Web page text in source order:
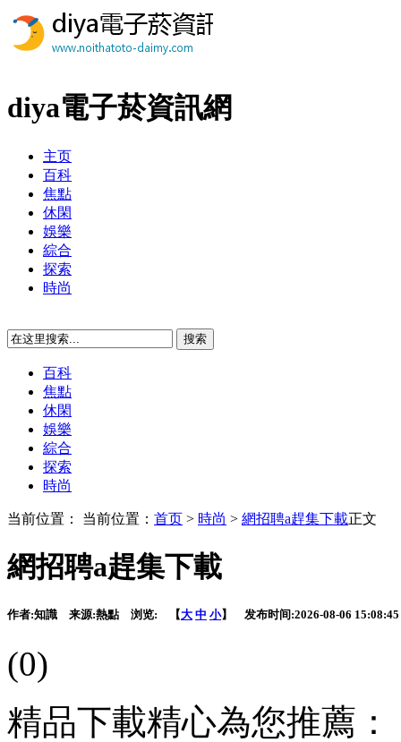
diya電子菸資訊網
主页
百科
焦點
休閑
娛樂
綜合
探索
時尚
百科
焦點
休閑
娛樂
綜合
探索
時尚
当前位置： 当前位置： 首页 > 時尚 > 網招聘a趕集下載正文
網招聘a趕集下載
作者:知識 来源:熱點 浏览: 【大 中 小】 发布时间:2026-08-06 15:08:45
(0)
精品下載精心為您推薦：